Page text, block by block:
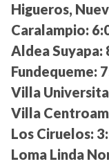
Higueros,
Caralampio:
Aldea Suyapa:
Fundequeme:
Villa
Villa
Los Ciruelos:
Loma Linda